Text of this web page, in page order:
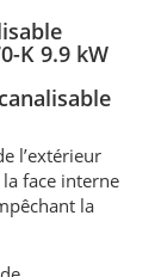
K 9.9 kW
l’extérieur
face interne
la